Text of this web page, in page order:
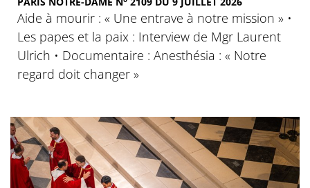
Aide à mourir : « Une entrave à notre mission » •
Les papes et la paix : Interview de Mgr Laurent
Ulrich • Documentaire : Anesthésia : « Notre
regard doit changer »